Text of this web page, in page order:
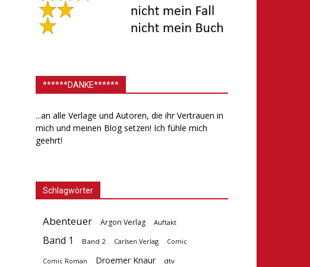
******DANKE******
...an alle Verlage und Autoren, die ihr Vertrauen in
mich und meinen Blog setzen! Ich fühle mich
geehrt!
Schlagwörter
Abenteuer Argon Verlag Auftakt
Band 1 Band 2 Carlsen Verlag Comic
Comic Roman Droemer Knaur dtv